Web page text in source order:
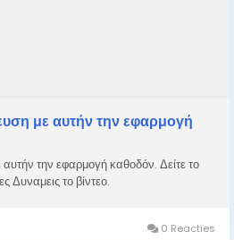
με αυτήν την εφαρμογή
την εφαρμογή καθοδόν. Δείτε το
το βίντεο.
0 Reacties